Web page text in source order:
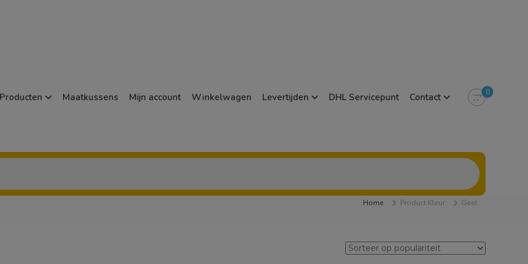
Producten Maatkussens Mijn account Winkelwagen Levertijden DHL Servicepunt Contact 0
Home Product Kleur Geel